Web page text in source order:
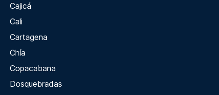
Cajicá
Cali
Cartagena
Chía
Copacabana
Dosquebradas